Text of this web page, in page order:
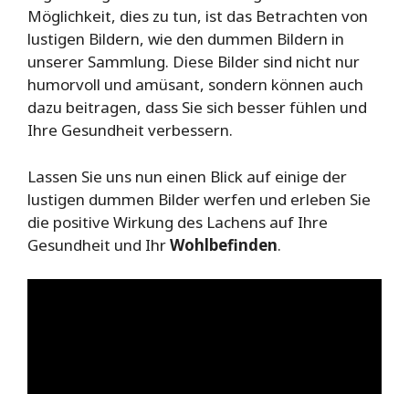
Möglichkeit, dies zu tun, ist das Betrachten von
lustigen Bildern, wie den dummen Bildern in
unserer Sammlung. Diese Bilder sind nicht nur
humorvoll und amüsant, sondern können auch
dazu beitragen, dass Sie sich besser fühlen und
Ihre Gesundheit verbessern.
Lassen Sie uns nun einen Blick auf einige der
lustigen dummen Bilder werfen und erleben Sie
die positive Wirkung des Lachens auf Ihre
Gesundheit und IhrWohlbefinden.